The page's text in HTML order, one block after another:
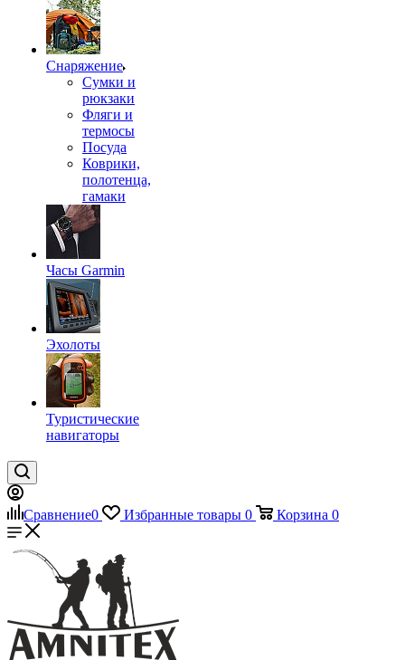
Снаряжение
Сумки и
рюкзаки
Фляги и
термосы
Посуда
Коврики,
полотенца,
гамаки
Часы Garmin
Эхолоты
Туристические
навигаторы
Сравнение0 Избранные товары 0 Корзина 0